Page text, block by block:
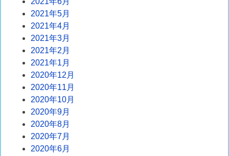
2021年5月
2021年4月
2021年3月
2021年2月
2021年1月
2020年12月
2020年11月
2020年10月
2020年9月
2020年8月
2020年7月
2020年6月